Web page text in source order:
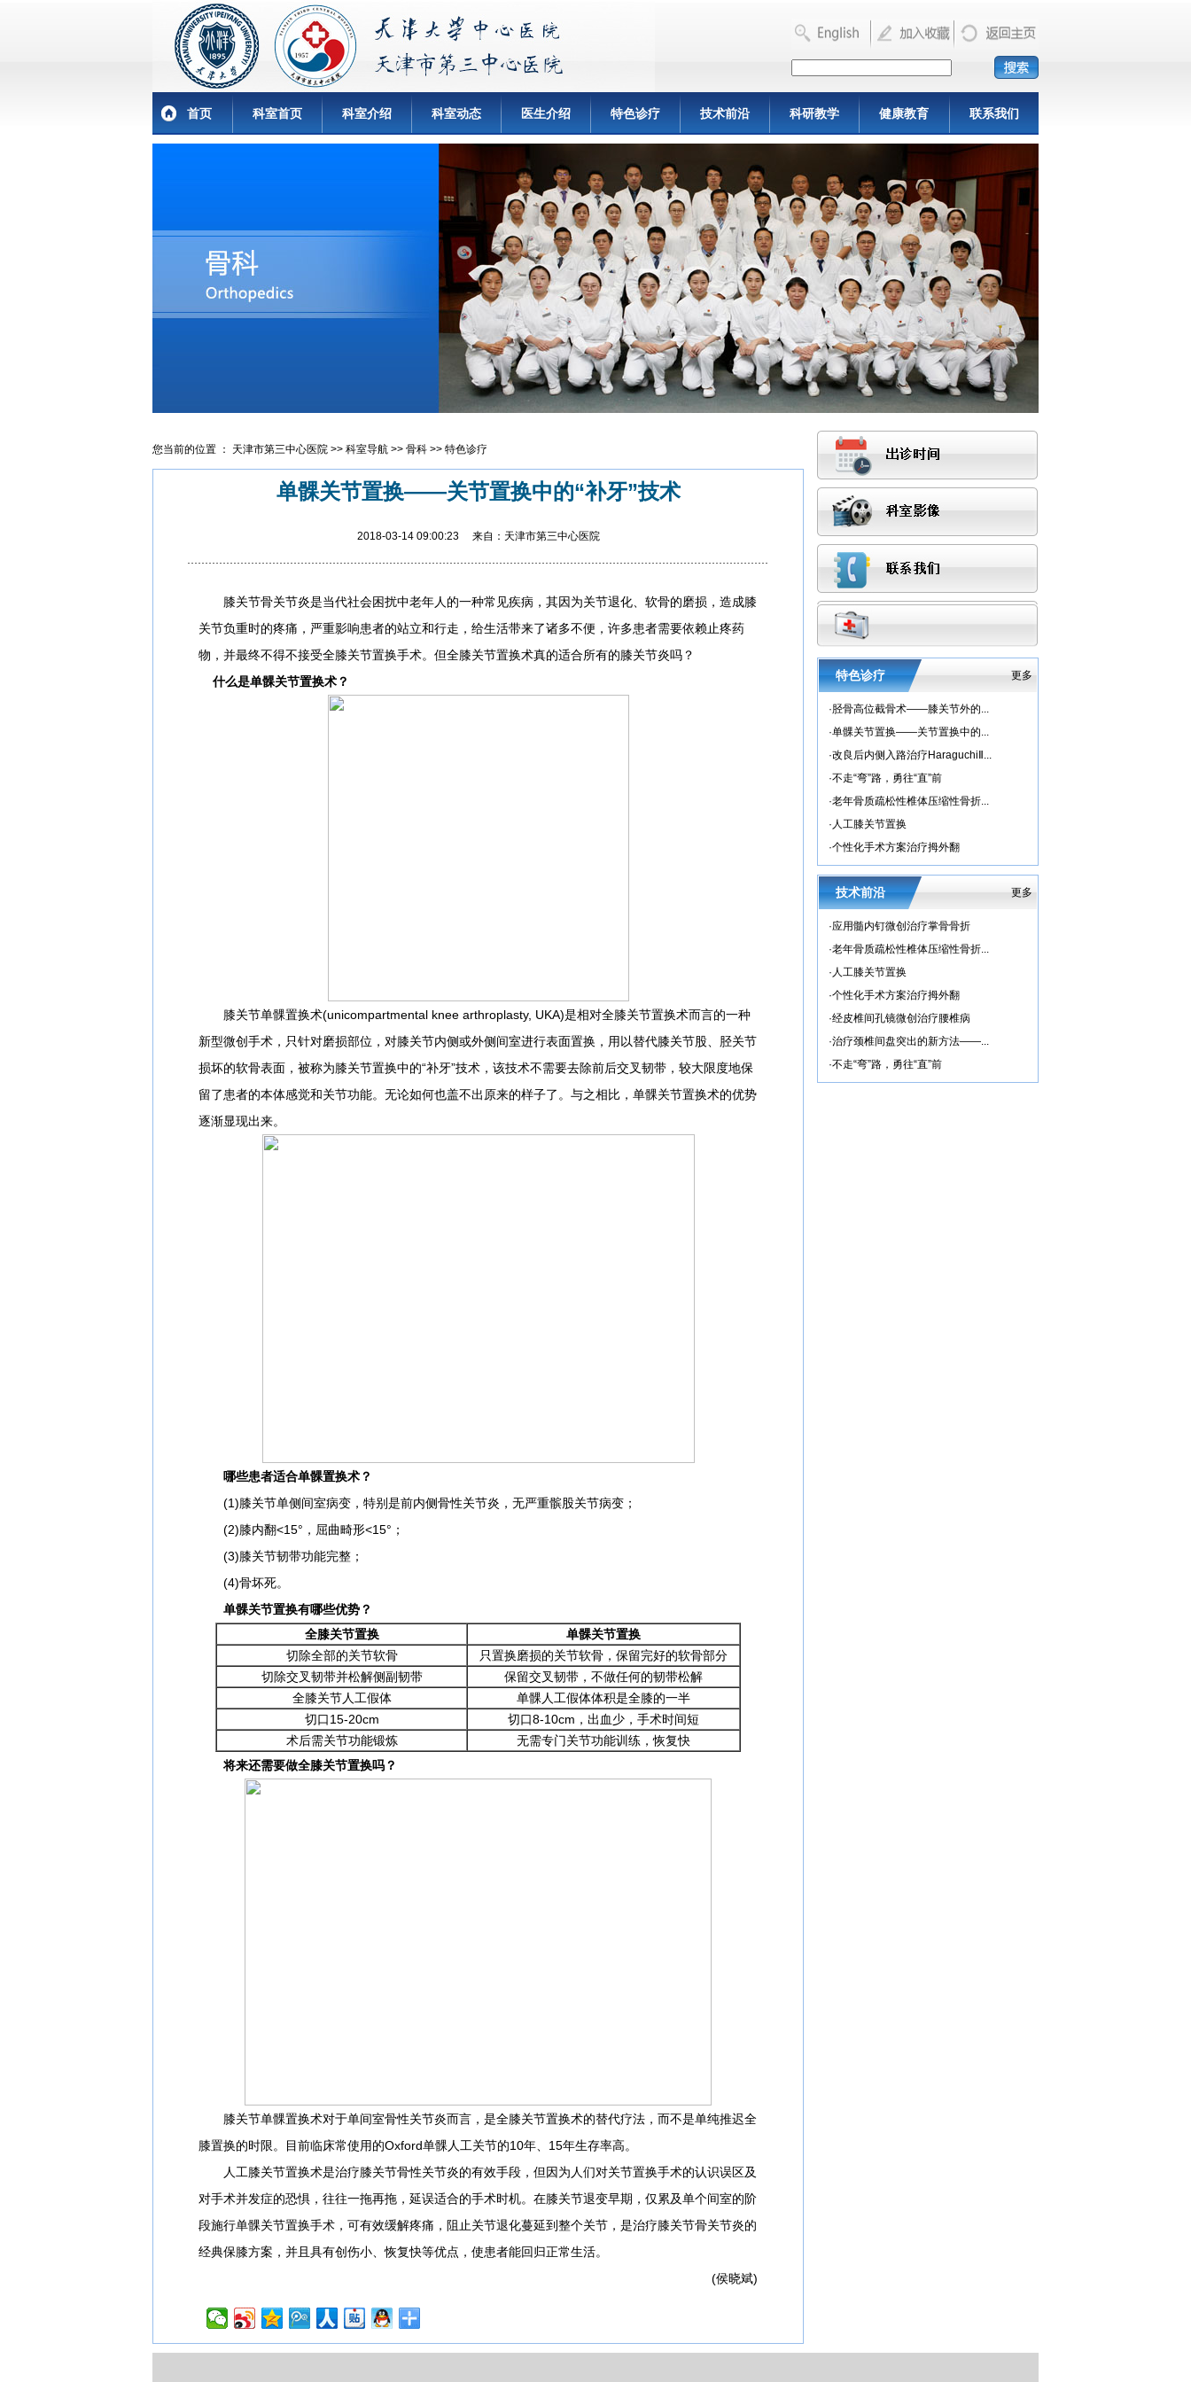
首页 科室首页 科室介绍 科室动态 医生介绍 特色诊疗 技术前沿 科研教学 健康教育 联系我们
您当前的位置 ： 天津市第三中心医院 >> 科室导航 >> 骨科 >> 特色诊疗
单髁关节置换——关节置换中的“补牙”技术
2018-03-14 09:00:23 来自：天津市第三中心医院
膝关节骨关节炎是当代社会困扰中老年人的一种常见疾病，其因为关节退化、软骨的磨损，造成膝
关节负重时的疼痛，严重影响患者的站立和行走，给生活带来了诸多不便，许多患者需要依赖止疼药
物，并最终不得不接受全膝关节置换手术。但全膝关节置换术真的适合所有的膝关节炎吗？
什么是单髁关节置换术？
膝关节单髁置换术(unicompartmental knee arthroplasty, UKA)是相对全膝关节置换术而言的一种
新型微创手术，只针对磨损部位，对膝关节内侧或外侧间室进行表面置换，用以替代膝关节股、胫关节
损坏的软骨表面，被称为膝关节置换中的“补牙”技术，该技术不需要去除前后交叉韧带，较大限度地保
留了患者的本体感觉和关节功能。无论如何也盖不出原来的样子了。与之相比，单髁关节置换术的优势
逐渐显现出来。
哪些患者适合单髁置换术？
(1)膝关节单侧间室病变，特别是前内侧骨性关节炎，无严重髌股关节病变；
(2)膝内翻<15°，屈曲畸形<15°；
(3)膝关节韧带功能完整；
(4)骨坏死。
单髁关节置换有哪些优势？
全膝关节置换
单髁关节置换
切除全部的关节软骨
只置换磨损的关节软骨，保留完好的软骨部分
切除交叉韧带并松解侧副韧带
保留交叉韧带，不做任何的韧带松解
全膝关节人工假体
单髁人工假体体积是全膝的一半
切口15-20cm
切口8-10cm，出血少，手术时间短
术后需关节功能锻炼
无需专门关节功能训练，恢复快
将来还需要做全膝关节置换吗？
膝关节单髁置换术对于单间室骨性关节炎而言，是全膝关节置换术的替代疗法，而不是单纯推迟全
膝置换的时限。目前临床常使用的Oxford单髁人工关节的10年、15年生存率高。
人工膝关节置换术是治疗膝关节骨性关节炎的有效手段，但因为人们对关节置换手术的认识误区及
对手术并发症的恐惧，往往一拖再拖，延误适合的手术时机。在膝关节退变早期，仅累及单个间室的阶
段施行单髁关节置换手术，可有效缓解疼痛，阻止关节退化蔓延到整个关节，是治疗膝关节骨关节炎的
经典保膝方案，并且具有创伤小、恢复快等优点，使患者能回归正常生活。
(侯晓斌)
特色诊疗 更多
·胫骨高位截骨术——膝关节外的...
·单髁关节置换——关节置换中的...
·改良后内侧入路治疗HaraguchiⅡ...
·不走“弯”路，勇往“直”前
·老年骨质疏松性椎体压缩性骨折...
· 人工膝关节置换
·个性化手术方案治疗拇外翻
技术前沿 更多
·应用髓内钉微创治疗掌骨骨折
·老年骨质疏松性椎体压缩性骨折...
· 人工膝关节置换
·个性化手术方案治疗拇外翻
·经皮椎间孔镜微创治疗腰椎病
·治疗颈椎间盘突出的新方法——...
·不走“弯”路，勇往“直”前